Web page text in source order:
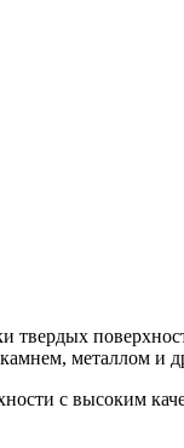
металлом и
с высоким